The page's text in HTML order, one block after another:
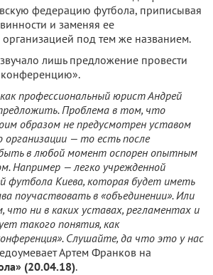
федерацию футбола, приписывая
и заменяя ее
под тем же названием.
лишь предложение провести
профессиональный юрист Андрей
Проблема в том, что
образом не предусмотрен уставом
— то есть после
в любой момент оспорен опытным
Например — легко учрежденной
футбола Киева, которая будет иметь
поучаствовать в «объединении». Или
что ни в каких уставах, регламентах и
такого понятия, как
Слушайте, да что это у нас
Артем Франков на
(20.04.18).